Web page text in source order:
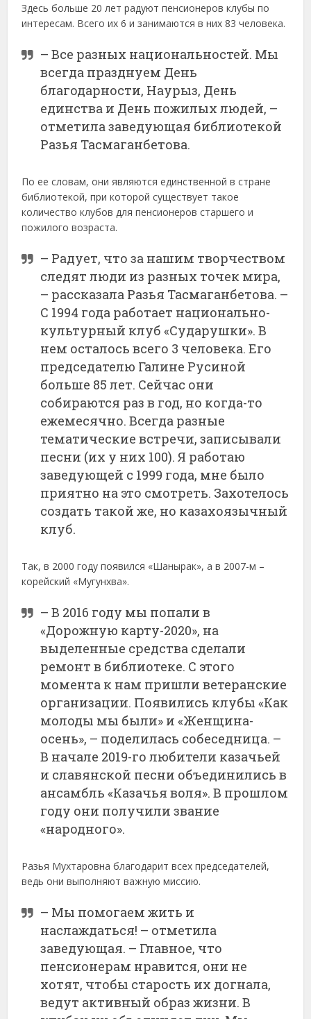
Здесь больше 20 лет радуют пенсионеров клубы по
интересам. Всего их 6 и занимаются в них 83 человека.
– Все разных национальностей. Мы
всегда празднуем День
благодарности, Наурыз, День
единства и День пожилых людей, –
отметила заведующая библиотекой
Разья Тасмаганбетова.
По ее словам, они являются единственной в стране
библиотекой, при которой существует такое
количество клубов для пенсионеров старшего и
пожилого возраста.
– Радует, что за нашим творчеством
следят люди из разных точек мира,
– рассказала Разья Тасмаганбетова. –
С 1994 года работает национально-
культурный клуб «Сударушки». В
нем осталось всего 3 человека. Его
председателю Галине Русиной
больше 85 лет. Сейчас они
собираются раз в год, но когда-то
ежемесячно. Всегда разные
тематические встречи, записывали
песни (их у них 100). Я работаю
заведующей с 1999 года, мне было
приятно на это смотреть. Захотелось
создать такой же, но казахоязычный
клуб.
Так, в 2000 году появился «Шанырак», а в 2007-м –
корейский «Мугунхва».
– В 2016 году мы попали в
«Дорожную карту-2020», на
выделенные средства сделали
ремонт в библиотеке. С этого
момента к нам пришли ветеранские
организации. Появились клубы «Как
молоды мы были» и «Женщина-
осень», – поделилась собеседница. –
В начале 2019-го любители казачьей
и славянской песни объединились в
ансамбль «Казачья воля». В прошлом
году они получили звание
«народного».
Разья Мухтаровна благодарит всех председателей,
ведь они выполняют важную миссию.
– Мы помогаем жить и
наслаждаться! – отметила
заведующая. – Главное, что
пенсионерам нравится, они не
хотят, чтобы старость их догнала,
ведут активный образ жизни. В